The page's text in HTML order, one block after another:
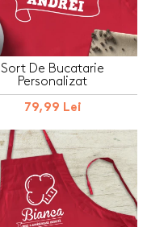
Sort De Bucatarie
Personalizat
79,99 Lei